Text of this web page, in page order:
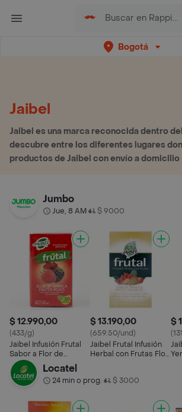
Bogotá
Jaibel
Jaibel es una marca reconocida dentro
descubre entre los diferentes lugares
productos de Jaibel con envío a domicilio
Jumbo
Jue, 8 AM• $ 9000
$ 12.990,00
(433/g)
Jaibel Infusión Frutal
Sabor a Flor de
Jamaica y Frutos
Rojos
$ 13.190,00
(659.50/und)
Jaibel Frutal Infusión
Herbal con Frutas Flor
$
Locatel
24 min o prog.• $ 3000